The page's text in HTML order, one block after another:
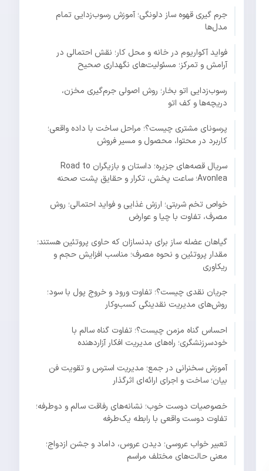
جرم گیری قهوه ساز دلونگی؛ آموزش رسوب‌زدایی تمام
مدل‌ها
فواید آکواریوم در خانه و محل کار؛ نقش احتمالی در
آرامش و تمرکز؛ مسئولیت‌های نگهداری صحیح
رسوب‌زدایی اتو بخار؛ روش اصولی جرم‌گیری مخزن،
دریچه‌ها و کف اتو
پرسونای مشتری چیست؟؛ مراحل ساخت با داده واقعی؛
کاربرد در محتوا، محصول و مسیر فروش
سریال قصه‌های جزیره؛ داستان و بازیگران Road to
Avonlea؛ ساعت پخش، تکرار و حقایق پشت صحنه
خواص تخم شربتی؛ ارزش غذایی و فواید احتمالی؛ روش
مصرف، تفاوت با چیا و عوارض
گیاهان عضله ساز برای بدنسازان که حاوی پروتئین هستند؛
مقدار پروتئین و نحوه مصرف؛ مناسب افزایش حجم و
ریکاوری
جریان نقدی چیست؟؛ تفاوت ورود و خروج پول با سود؛
روش‌های مدیریت نقدینگی کسب‌وکار
احساس گناه مزمن چیست؟؛ تفاوت گناه سالم با
خودسرزنشگری؛ راه‌های مدیریت افکار آزاردهنده
آموزش سخنرانی در جمع؛ مدیریت استرس و تقویت فن
بیان؛ ساخت و اجرای ارائه‌ای اثرگذار
خصوصیات دوست خوب؛ نشانه‌های رفاقت سالم و دوطرفه؛
تفاوت دوست واقعی با رابطه یک‌طرفه
تعبیر خواب عروسی؛ دیدن عروس، داماد و جشن ازدواج؛
معنی حالت‌های مختلف مراسم